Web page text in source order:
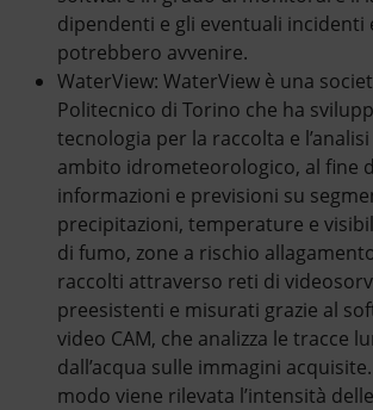
dipendenti e gli eventuali incidenti
potrebbero avvenire.
WaterView: WaterView è una
Politecnico di Torino che ha
tecnologia per la raccolta e
ambito idrometeorologico, al fine
informazioni e previsioni su
precipitazioni, temperature e
di fumo, zone a rischio
raccolti attraverso reti di
preesistenti e misurati grazie al
video CAM, che analizza le tracce
dall’acqua sulle immagini
modo viene rilevata l’intensità